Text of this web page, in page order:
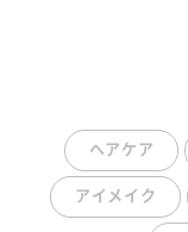
ヘアケア
アイメイク